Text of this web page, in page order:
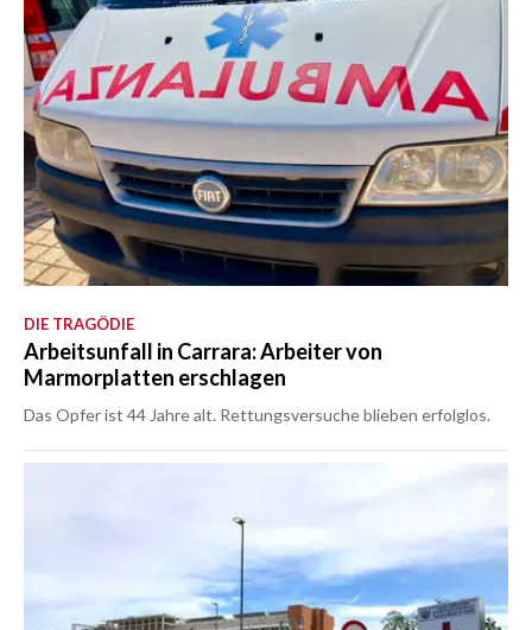
DIE TRAGÖDIE
Arbeitsunfall in Carrara: Arbeiter von
Marmorplatten erschlagen
Das Opfer ist 44 Jahre alt. Rettungsversuche blieben erfolglos.